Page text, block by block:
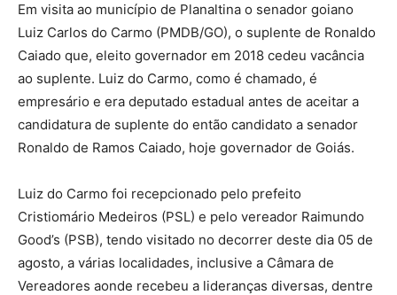
Em visita ao município de Planaltina o senador goiano
Luiz Carlos do Carmo (PMDB/GO), o suplente de Ronaldo
Caiado que, eleito governador em 2018 cedeu vacância
ao suplente. Luiz do Carmo, como é chamado, é
empresário e era deputado estadual antes de aceitar a
candidatura de suplente do então candidato a senador
Ronaldo de Ramos Caiado, hoje governador de Goiás.
Luiz do Carmo foi recepcionado pelo prefeito
Cristiomário Medeiros (PSL) e pelo vereador Raimundo
Good’s (PSB), tendo visitado no decorrer deste dia 05 de
agosto, a várias localidades, inclusive a Câmara de
Vereadores aonde recebeu a lideranças diversas, dentre